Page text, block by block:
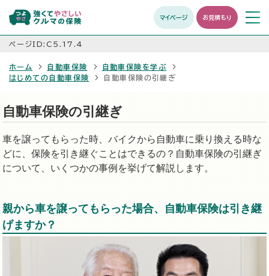
マイページ お見積もり メニュ
開く
ページID:C5.17.4
ホーム 自動車保険
自動車保険を学ぶ
はじめての自動車保険
自動車保険の引継ぎ
自動車保険の引継ぎ
車を譲ってもらった時、バイクから自動車に乗り換える時な
どに、保険を引き継ぐことはできるの？自動車保険の引継ぎ
について、いくつかの事例を挙げて解説します。
親から車を譲ってもらった場合、自動車保険は引き継
げますか？